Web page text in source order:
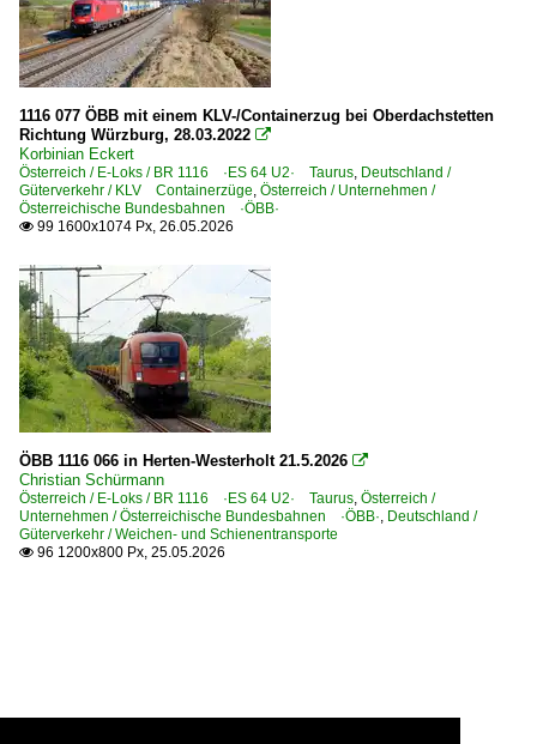
1116 077 ÖBB mit einem KLV-/Containerzug bei Oberdachstetten
Richtung Würzburg, 28.03.2022 
Korbinian Eckert
Österreich / E-Loks / BR 1116 ·ES 64 U2· Taurus, Deutschland /
Güterverkehr / KLV Containerzüge, Österreich / Unternehmen /
Österreichische Bundesbahnen ·ÖBB·
 99 1600x1074 Px, 26.05.2026
ÖBB 1116 066 in Herten-Westerholt 21.5.2026 
Christian Schürmann
Österreich / E-Loks / BR 1116 ·ES 64 U2· Taurus, Österreich /
Unternehmen / Österreichische Bundesbahnen ·ÖBB·, Deutschland /
Güterverkehr / Weichen- und Schienentransporte
 96 1200x800 Px, 25.05.2026